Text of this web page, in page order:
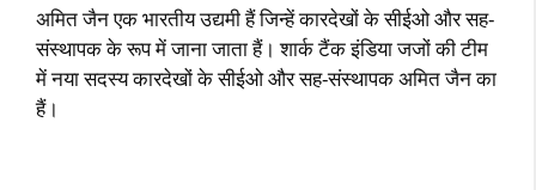
अमित जैन एक भारतीय उद्यमी हैं जिन्‍हें कारदेखों के सीईओ और सह-
संस्‍थापक के रूप में जाना जाता हैं। शार्क टैंक इंडिया जजों की टीम
में नया सदस्‍य कारदेखों के सीईओ और सह-संस्‍थापक अमित जैन का
हैं।